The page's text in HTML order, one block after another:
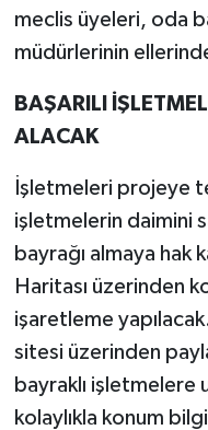
meclis üyeleri, oda
müdürlerinin
BAŞARILI
ALACAK
İşletmeleri projeye
işletmelerin daimini
bayrağı almaya hak
Haritası üzerinden
işaretleme
sitesi üzerinden
bayraklı işletmelere
kolaylıkla konum